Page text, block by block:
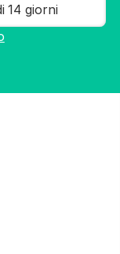
14 giorni